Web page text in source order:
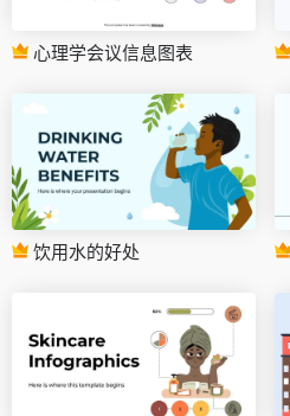
心理学会议信息图表
饮用水的好处